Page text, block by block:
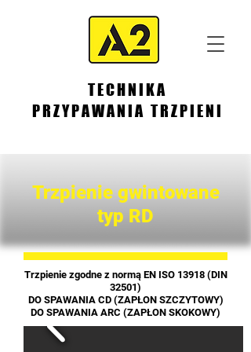
TECHNIKA
PRZYPAWANIA TRZPIENI
Trzpienie gwintowane
typ RD
Trzpienie zgodne z normą EN ISO 13918 (DIN
32501)
DO SPAWANIA CD (ZAPŁON SZCZYTOWY)
DO SPAWANIA ARC (ZAPŁON SKOKOWY)